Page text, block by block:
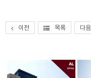
이전 목록 다음